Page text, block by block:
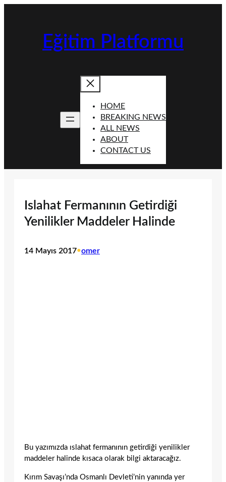
Eğitim Platformu
HOME
BREAKING NEWS
ALL NEWS
ABOUT
CONTACT US
Islahat Fermanının Getirdiği
Yenilikler Maddeler Halinde
14 Mayıs 2017•omer
Bu yazımızda ıslahat fermanının getirdiği yenilikler
maddeler halinde kısaca olarak bilgi aktaracağız.
Kırım Savaşı’nda Osmanlı Devleti’nin yanında yer